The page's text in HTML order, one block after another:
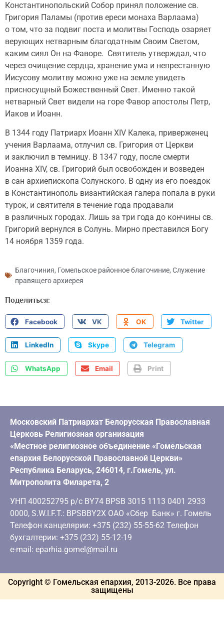
Константинопольский Собор принял положение св.
Григория Паламы (против ереси монаха Варлаама)
о том, что за подвиг поста и молитвы Господь озаряет
верующих нетварным благодатным Своим Светом,
каким сиял Он на Фаворе. Святитель утверждал, что
через очищение сердца, хранение ума и непрестанную
Иисусову молитву можно уже на земле увидеть
присносущный Божественный Свет. Именно такой
нетварный Свет видели на горе Фавор апостолы Петр,
Иаков и Иоанн.
В 1344 году Патриарх Иоанн XIV Калека, приверженец
учения Варлаама, отлучил св. Григория от Церкви
и заключил в темницу. В 1347 году, после смерти
Иоанна XIV, св. Григорий был освобожден и возведен
в сан архиепископа Солунского. В одну из его поездок
в Константинополь византийская галера попала в руки
турок, и святителя в течение года продавали
в различных городах. Лишь за три года до кончины св.
Григорий вернулся в Солунь. Мирно преставился Богу
14 ноября 1359 года.
Благочиния, Гомельское районное благочиние, Служение
правящего архиерея
Поделиться:
Facebook VK OK Twitter
LinkedIn Skype Telegram
WhatsApp Email Print
Московский Патриархат Белорусская Православная
Церковь Религиозная организация
«Местное религиозное объединение «Гомельская
епархия Белорусской Православной Церкви»
Республика Беларусь, 246014, г.Гомель, ул.
Митрополита Филарета, 2
УНП 400252795 р/с BY74 BPSB 3015 1113 0401 2933
0000, S.W.I.F.T.: BPSBBY2X ОАО «Сбер Банк» г. Гомель
Телефон канцелярии: +375 (232) 55-55-62 Телефон
бухгалтерии: +375 (232) 55-12-19
e-mail: eparhia.gomel@mail.ru
Copyright © Гомельская епархия, 2013-2026. Все права
защищены